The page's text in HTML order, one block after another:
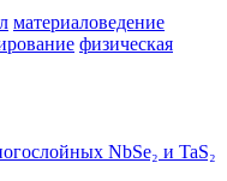
материаловедение
физическая
NbSe₂ и TaS₂